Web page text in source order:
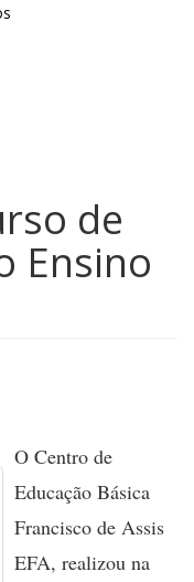
de
Ensino
O Centro de
Educação Básica
Francisco de Assis
EFA, realizou na